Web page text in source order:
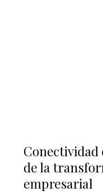
Conectividad
de la
empresarial